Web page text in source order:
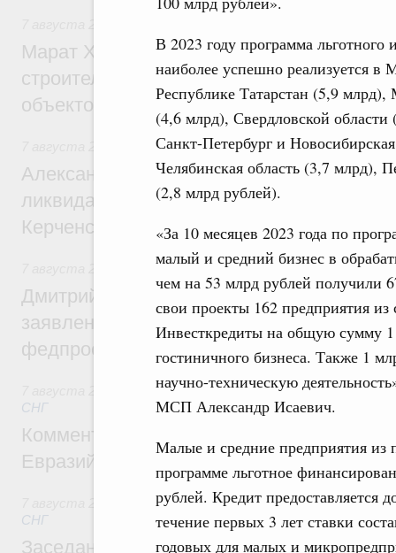
В 2023 году программа льготного
наиболее успешно реализуется в
Республике Татарстан (5,9
(4,6 млрд), Свердловской
Санкт-Петербург и
Челябинская область (3,7 млрд),
(2,8 млрд рублей).
«За 10 месяцев 2023 года по
малый и средний бизнес в
чем на 53 млрд рублей получили
свои проекты 162 предприятия
Инвесткредиты на общую сумму
гостиничного бизнеса. Также 1
научно-техническую
МСП Александр Исаевич.
Малые и средние предприятия из
программе льготное
рублей. Кредит предоставляется
течение первых 3 лет ставки
годовых для малых и
Марат Хуснуллин: «Единый заказчик»
строительство и реконструкцию более
объектов
Чрезвычайные ситуации и ликвидация их
Александр Козлов провёл заседание
ликвидации последствий чрезвычайной
Керченском проливе
Среднее профессиональное образование
Дмитрий Чернышенко: Установлен
заявлений от абитуриентов колледжей и
федпроекта «Профессионалитет»
Евразийский экономический союз.
СНГ
Комментарий Алексея Оверчука по
Евразийского межправительственного
Евразийский экономический союз.
СНГ
Заседание Евразийского